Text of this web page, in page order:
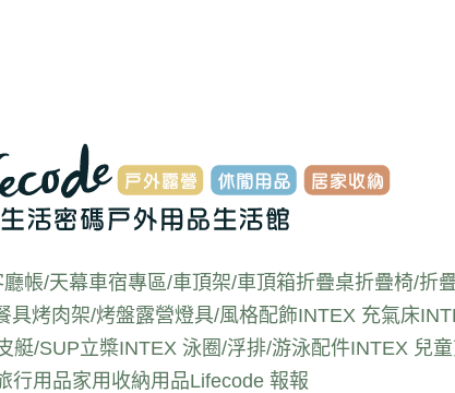
帳/天幕車宿專區/車頂架/車頂箱折疊桌折疊椅/折
具烤肉架/烤盤露營燈具/風格配飾INTEX 充氣床
艇/SUP立槳INTEX 泳圈/浮排/游泳配件INTEX 兒
行用品家用收納用品Lifecode 報報